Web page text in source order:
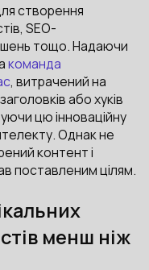
створення
SEO-
тощо. Надаючи
команда
, витрачений на
або хуків
цю інноваційну
Однак не
контент і
поставленим цілям.
менш ніж